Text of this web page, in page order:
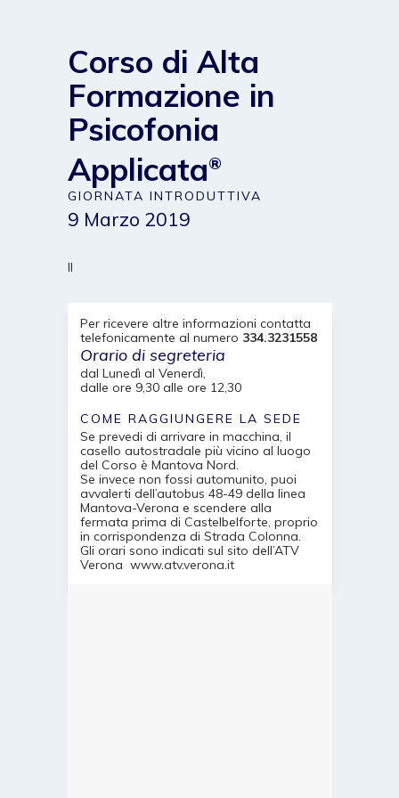
Corso di Alta
Formazione in
Psicofonia
Applicata®
GIORNATA INTRODUTTIVA
9 Marzo 2019
Il
Per ricevere altre informazioni contatta
telefonicamente al numero 334.3231558
Orario di segreteria
dal Lunedì al Venerdì,
dalle ore 9,30 alle ore 12,30
COME RAGGIUNGERE LA SEDE
Se prevedi di arrivare in macchina, il
casello autostradale più vicino al luogo
del Corso è Mantova Nord.
Se invece non fossi automunito, puoi
avvalerti dell’autobus 48-49 della linea
Mantova-Verona e scendere alla
fermata prima di Castelbelforte, proprio
in corrispondenza di Strada Colonna.
Gli orari sono indicati sul sito dell’ATV
Veronawww.atv.verona.it